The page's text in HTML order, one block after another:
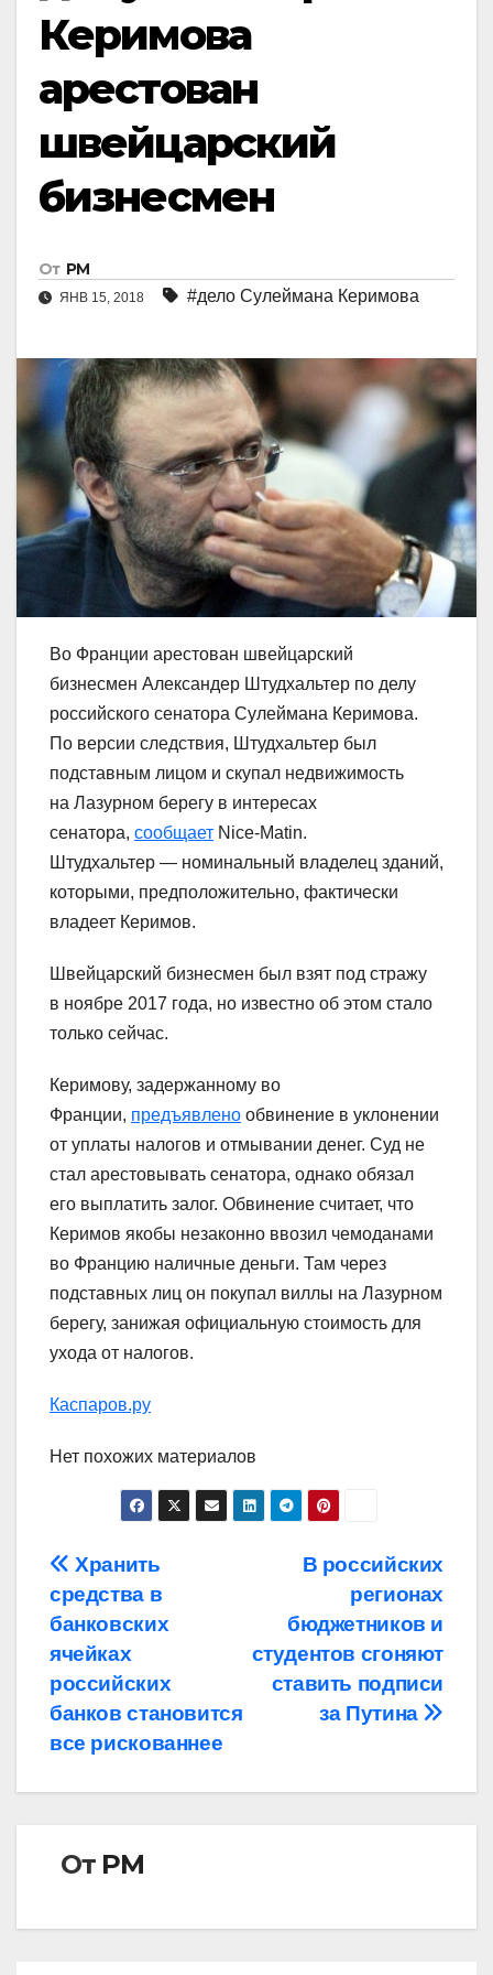
Керимова
арестован
швейцарский
бизнесмен
От РМ
ЯНВ 15, 2018 #дело Сулеймана Керимова
Во Франции арестован швейцарский
бизнесмен Александер Штудхальтер по делу
российского сенатора Сулеймана Керимова.
По версии следствия, Штудхальтер был
подставным лицом и скупал недвижимость
на Лазурном берегу в интересах
сенатора, сообщает Nice-Matin.
Штудхальтер — номинальный владелец зданий,
которыми, предположительно, фактически
владеет Керимов.
Швейцарский бизнесмен был взят под стражу
в ноябре 2017 года, но известно об этом стало
только сейчас.
Керимову, задержанному во
Франции, предъявлено обвинение в уклонении
от уплаты налогов и отмывании денег. Суд не
стал арестовывать сенатора, однако обязал
его выплатить залог. Обвинение считает, что
Керимов якобы незаконно ввозил чемоданами
во Францию наличные деньги. Там через
подставных лиц он покупал виллы на Лазурном
берегу, занижая официальную стоимость для
ухода от налогов.
Каспаров.ру
Нет похожих материалов
Навигация
по
записям
В российских
регионах
бюджетников и
студентов сгоняют
ставить подписи
за Путина
Хранить
средства в
банковских
ячейках
российских
банков становится
все рискованнее
От РМ